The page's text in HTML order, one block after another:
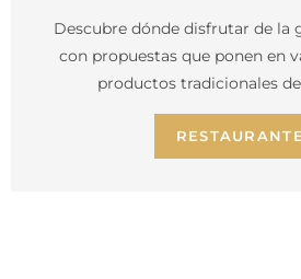
Descubre dónde disfrutar de la
con propuestas que ponen en
productos tradicionales